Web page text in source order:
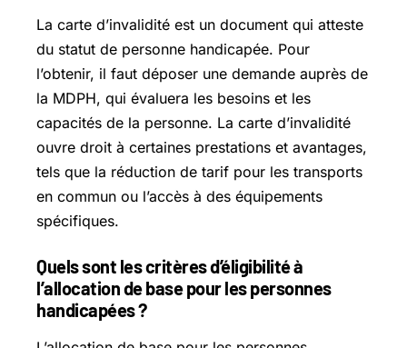
La carte d’invalidité est un document qui atteste
du statut de personne handicapée. Pour
l’obtenir, il faut déposer une demande auprès de
la MDPH, qui évaluera les besoins et les
capacités de la personne. La carte d’invalidité
ouvre droit à certaines prestations et avantages,
tels que la réduction de tarif pour les transports
en commun ou l’accès à des équipements
spécifiques.
Quels sont les critères d’éligibilité à
l’allocation de base pour les personnes
handicapées ?